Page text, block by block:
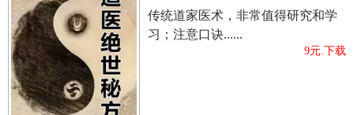
传统道家医术，非常值得研究和学
习；注意口诀......
9元.下载